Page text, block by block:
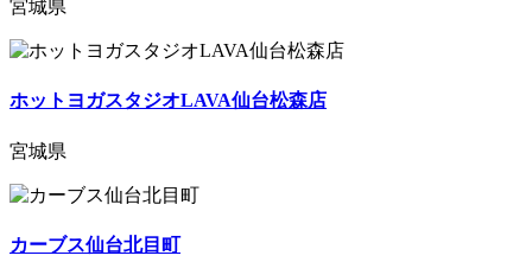
宮城県
ホットヨガスタジオLAVA仙台松森店
宮城県
カーブス仙台北目町